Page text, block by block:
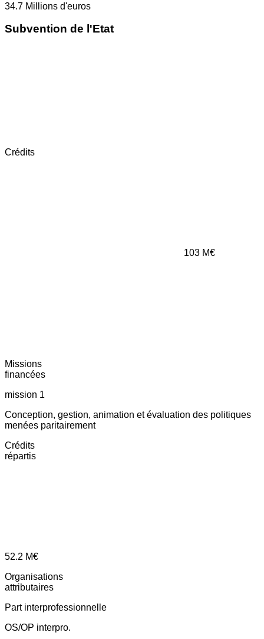
34.7 Millions d'euros
Subvention de l'Etat
Crédits
103 M€
Missions
financées
mission 1
Conception, gestion, animation et évaluation des politiques
menées paritairement
Crédits
répartis
52.2 M€
Organisations
attributaires
Part interprofessionnelle
OS/OP interpro.